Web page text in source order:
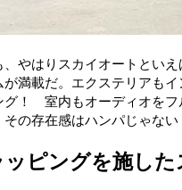
やはりスカイオートとい
が満載だ。エクステリアも
グ！ 室内もオーディオを
の存在感はハンパじゃない
ピングを施し